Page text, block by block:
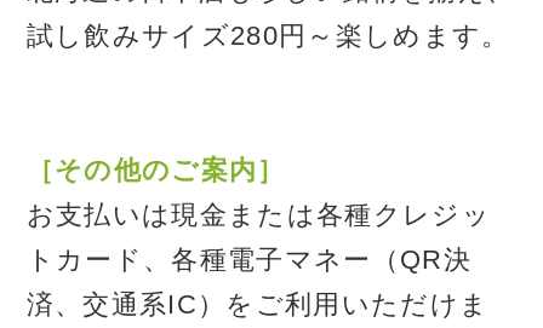
試し飲みサイズ280円～楽しめます。
［その他のご案内］
お支払いは現金または各種クレジッ
トカード、各種電子マネー（QR決
済、交通系IC）をご利用いただけま